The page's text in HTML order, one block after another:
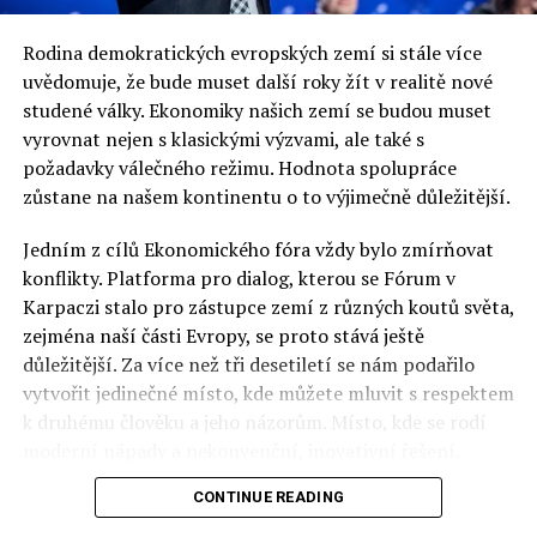
Vláda Beaty Szydlové získala důvěru
Jaromír Piskoř
redaktor a editor polskodnes.cz
Rodina demokratických evropských zemí si stále více
uvědomuje, že bude muset další roky žít v realitě nové
studené války. Ekonomiky našich zemí se budou muset
vyrovnat nejen s klasickými výzvami, ale také s
požadavky válečného režimu. Hodnota spolupráce
zůstane na našem kontinentu o to výjimečně důležitější.
Jedním z cílů Ekonomického fóra vždy bylo zmírňovat
konflikty. Platforma pro dialog, kterou se Fórum v
Karpaczi stalo pro zástupce zemí z různých koutů světa,
zejména naší části Evropy, se proto stává ještě
důležitější. Za více než tři desetiletí se nám podařilo
vytvořit jedinečné místo, kde můžete mluvit s respektem
k druhému člověku a jeho názorům. Místo, kde se rodí
Polsko musí mít instituce, jejichž horizont činnosti je
CONTINUE READING